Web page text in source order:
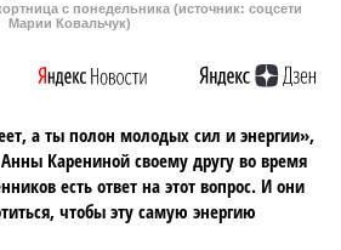
с понедельника (источник: соцсети
Марии Ковальчук)
а ты полон молодых сил и энергии»,
Карениной своему другу во время
есть ответ на этот вопрос. И они
чтобы эту самую энергию